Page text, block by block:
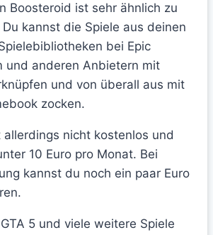
Boosteroid ist sehr ähnlich zu
Du kannst die Spiele aus deinen
bei Epic
und anderen Anbietern mit
und von überall aus mit
zocken.
allerdings nicht kostenlos und
10 Euro pro Monat. Bei
kannst du noch ein paar Euro
5 und viele weitere Spiele